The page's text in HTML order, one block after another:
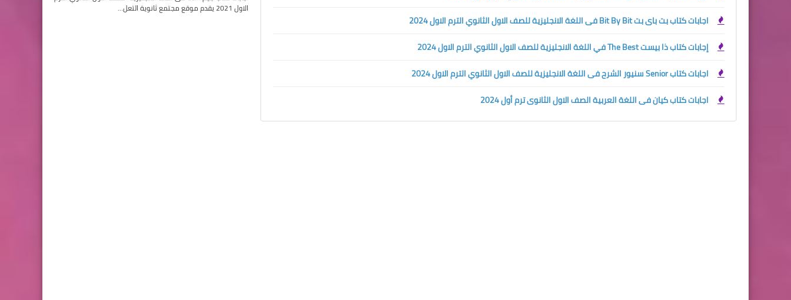
اجابات كتاب بت باى بت Bit By Bit فى اللغة الانجليزية للصف الاول الثانوي الترم الاول 2024
إجابات كتاب ذا بيست The Best في اللغة الانجليزية للصف الاول الثانوي الترم الاول 2024
اجابات كتاب Senior سنيور الشرح فى اللغة الانجليزية للصف الاول الثانوي الترم الاول 2024
اجابات كتاب كيان فى اللغة العربية الصف الاول الثانوى ترم أول 2024
الاول 2021 يقدم موقع مجتمع ثانوية التعل…